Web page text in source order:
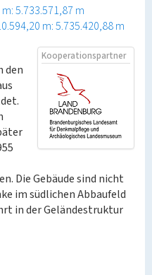
5.733.571,87 m
m: 5.735.420,88 m
Kooperationspartner
den
Die Gebäude sind nicht
im südlichen Abbaufeld
in der Geländestruktur